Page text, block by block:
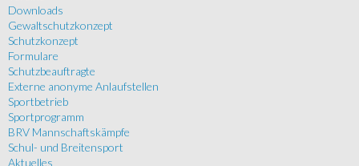
Downloads
Gewaltschutzkonzept
Schutzkonzept
Formulare
Schutzbeauftragte
Externe anonyme Anlaufstellen
Sportbetrieb
Sportprogramm
BRV Mannschaftskämpfe
Schul- und Breitensport
Aktuelles